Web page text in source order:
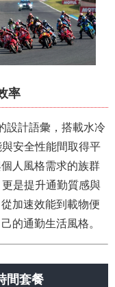
率
設計語彙，搭載水冷
安全性能間取得平
人風格需求的族群
是提升通勤質感與
加速效能到載物便
的通勤生活風格。
間套餐